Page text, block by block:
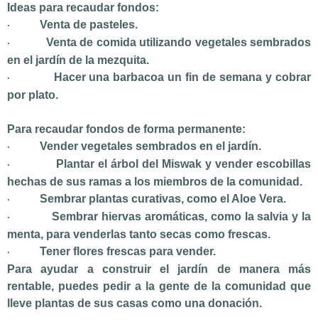
Ideas para recaudar fondos:
· Venta de pasteles.
·
Venta de comida utilizando vegetales sembrados
en el jardín de la mezquita.
·
Hacer una barbacoa un fin de semana y cobrar
por plato.
Para recaudar fondos de forma permanente:
· Vender vegetales sembrados en el jardín.
·
Plantar el árbol del Miswak y vender escobillas
hechas de sus ramas a los miembros de la comunidad.
· Sembrar plantas curativas, como el Aloe Vera.
·
Sembrar hiervas aromáticas, como la salvia y la
menta, para venderlas tanto secas como frescas.
·
Tener flores frescas para vender.
Para ayudar a construir el jardín de manera más
rentable, puedes pedir a la gente de la comunidad que
lleve plantas de sus casas como una donación.